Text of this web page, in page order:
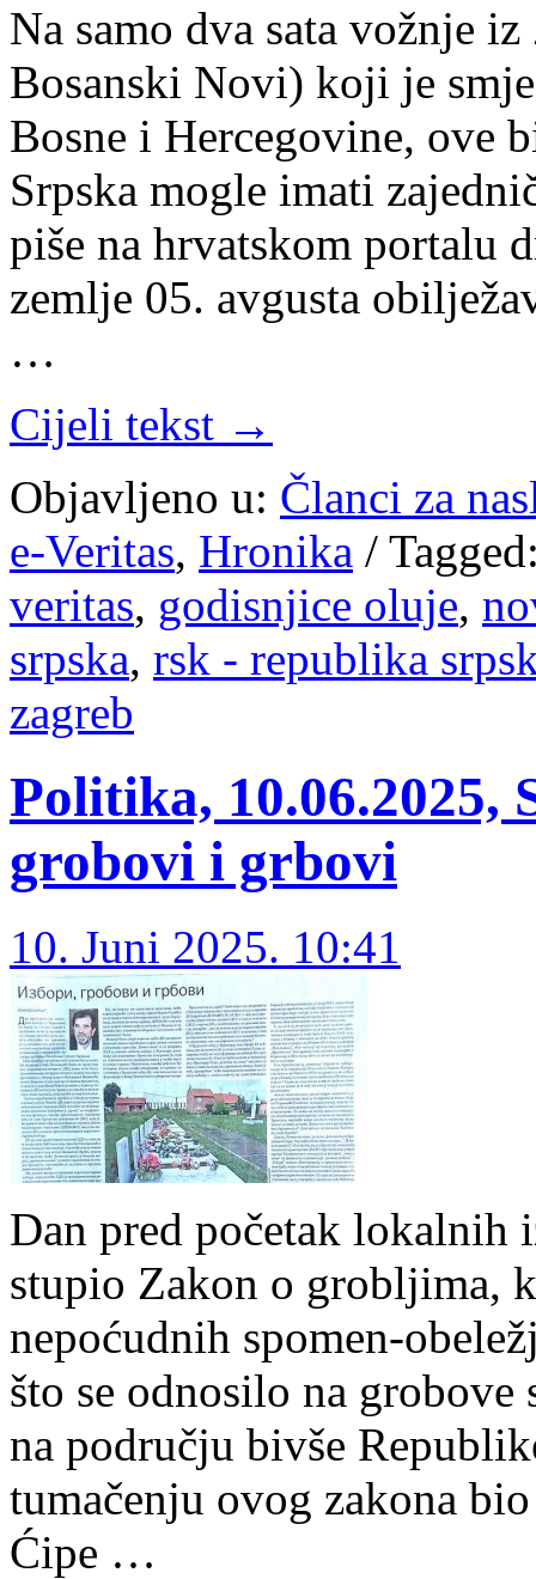
Na samo dva sata vožnje
Bosanski Novi) koji je
Bosne i Hercegovine, ove
Srpska mogle imati
piše na hrvatskom portalu
zemlje 05. avgusta
…
Cijeli tekst →
Objavljeno u: Članci za
e-Veritas, Hronika /
veritas, godisnjice oluje,
srpska, rsk - republika
zagreb
Politika, 10.06.2025,
grobovi i grbovi
10. Juni 2025. 10:41
Dan pred početak lokalnih
stupio Zakon o grobljima,
nepoćudnih spomen-
što se odnosilo na
na području bivše
tumačenju ovog zakona
Ćipe …